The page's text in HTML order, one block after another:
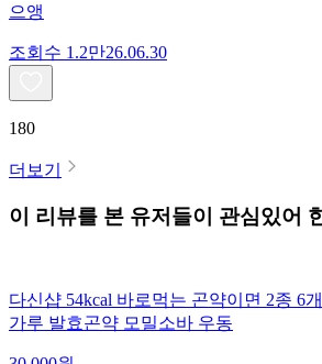
으앵
조회수 1.2만26.06.30
180
더보기
이 리뷰를 본 유저들이 관심있어
다신샵 54kcal 바로먹는 곤약이면 2종 6
가루 발효곤약 모밀소바 우동